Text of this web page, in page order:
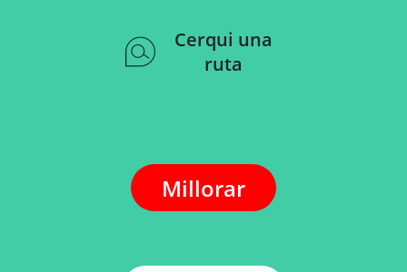
Cerqui una
ruta
Millorar